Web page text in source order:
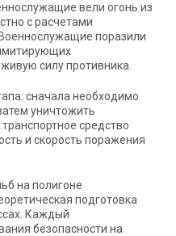
вели огонь из
с расчетами
поразили
силу противника.
сначала необходимо
уничтожить
средство
и скорость поражения
на полигоне
подготовка
Каждый
безопасности на